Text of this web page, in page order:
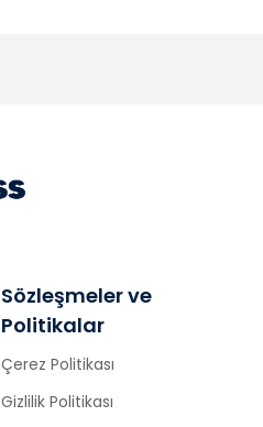
Sözleşmeler ve
Politikalar
Çerez Politikası
Gizlilik Politikası